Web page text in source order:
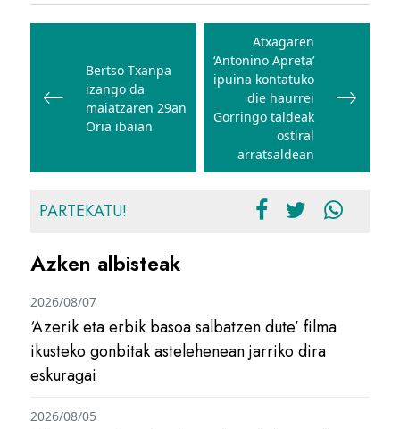
Bidalketetan
nabigatuBertso Txanpa
izango da
maiatzaren 29an
Oria ibaian
Atxagaren
‘Antonino Apreta’
ipuina kontatuko
die haurrei
Gorringo taldeak
ostiral
arratsaldean
PARTEKATU!
Azken albisteak
‘Azerik eta erbik basoa salbatzen dute’ filma
ikusteko gonbitak astelehenean jarriko dira
eskuragai
2026/08/07
2026/08/05